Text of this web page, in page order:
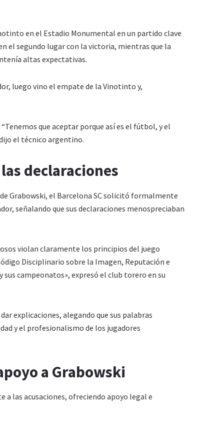
en el Estadio Monumental en un partido clave
el segundo lugar con la victoria, mientras que la
altas expectativas.
luego vino el empate de la Vinotinto y,
que aceptar porque así es el fútbol, y el
el técnico argentino.
declaraciones
Grabowski, el Barcelona SC solicitó formalmente
señalando que sus declaraciones menospreciaban
violan claramente los principios del juego
Disciplinario sobre la Imagen, Reputación e
campeonatos», expresó el club torero en su
explicaciones, alegando que sus palabras
y el profesionalismo de los jugadores
a Grabowski
a las acusaciones, ofreciendo apoyo legal e